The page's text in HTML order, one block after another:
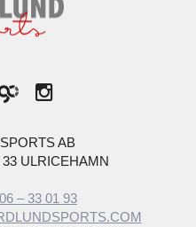
AB
ULRICEHAMN
– 33 01 93